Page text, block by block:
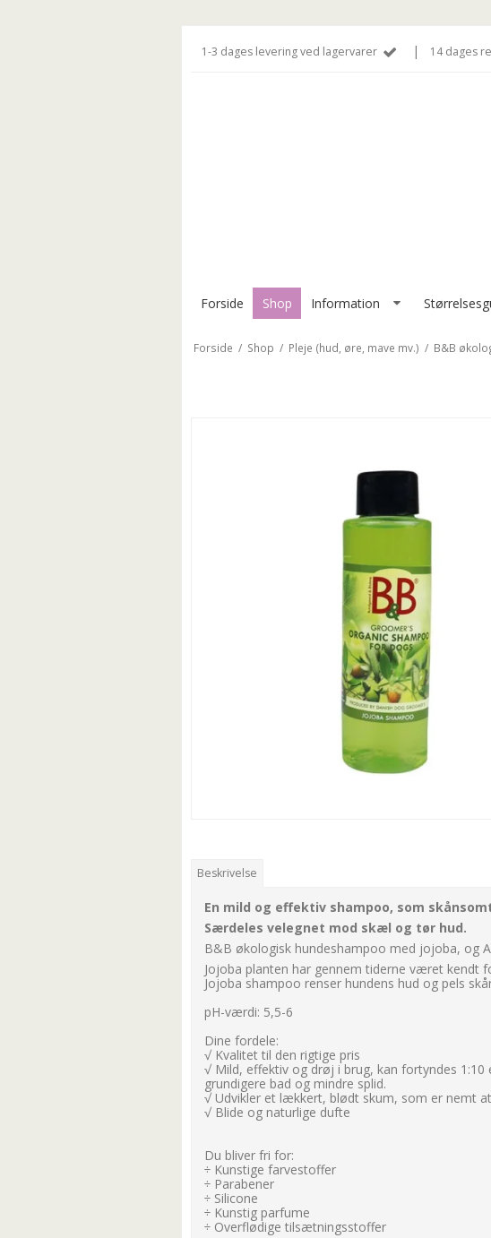
1-3 dages levering ved lagervarer | 14 dages
Forside Shop Information
Forside / Shop / Pleje (hud, øre, mave mv.) / B&B
Beskrivelse
En mild og effektiv shampoo, som
Særdeles velegnet mod skæl og tør hud.
B&B økologisk hundeshampoo med jojoba, og
Jojoba planten har gennem tiderne været kendt
Jojoba shampoo renser hundens hud og pels
pH-værdi: 5,5-6
Dine fordele:
√ Kvalitet til den rigtige pris
√ Mild, effektiv og drøj i brug, kan fortyndes
grundigere bad og mindre splid.
√ Udvikler et lækkert, blødt skum, som er nemt
√ Blide og naturlige dufte
Du bliver fri for:
÷ Kunstige farvestoffer
÷ Parabener
÷ Silicone
÷ Kunstig parfume
÷ Overflødige tilsætningsstoffer